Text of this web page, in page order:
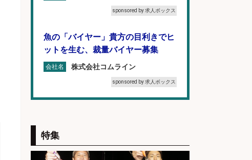
sponsored by 求人ボックス
魚の「バイヤー」貴方の目利きでヒ
ットを生む、裁量バイヤー募集
会社名 株式会社コムライン
sponsored by 求人ボックス
会社名
sponsored by 求人ボックス
特集